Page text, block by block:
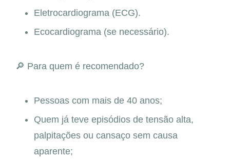
Eletrocardiograma (ECG).
Ecocardiograma (se necessário).
🔎 Para quem é recomendado?
Pessoas com mais de 40 anos;
Quem já teve episódios de tensão alta,
palpitações ou cansaço sem causa
aparente;